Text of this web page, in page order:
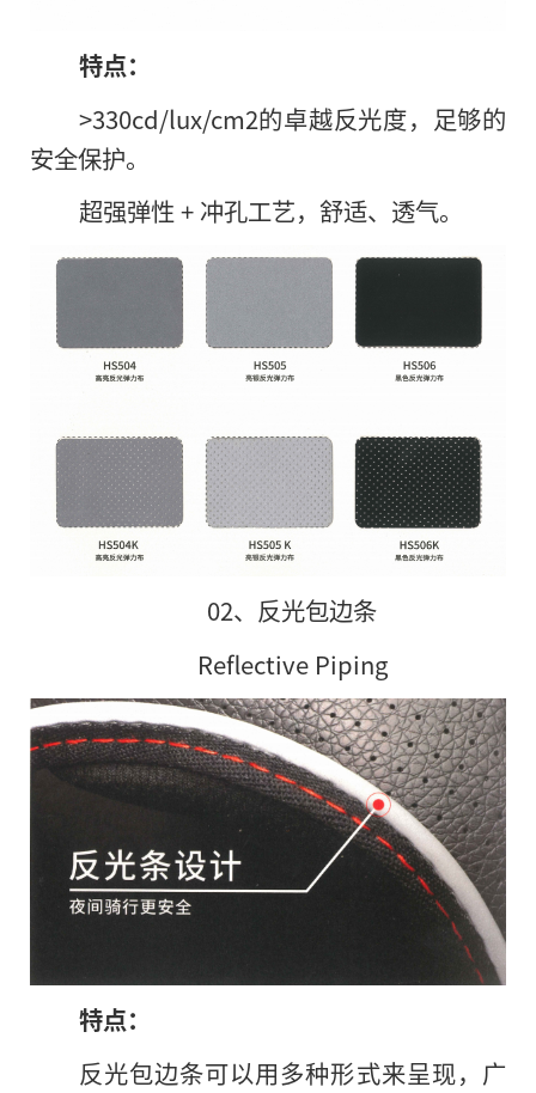
特点：
>330cd/lux/cm2的卓越反光度，足够的
安全保护。
超强弹性 + 冲孔工艺，舒适、透气。
02、反光包边条
Reflective Piping
特点：
反光包边条可以用多种形式来呈现，广